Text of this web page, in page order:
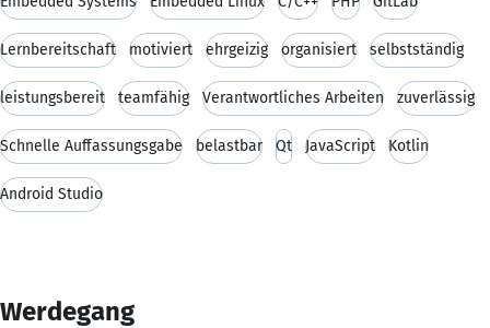
Lernbereitschaft motiviert ehrgeizig organisiert selbstständig
leistungsbereit teamfähig Verantwortliches Arbeiten zuverlässig
Schnelle Auffassungsgabe belastbar Qt JavaScript Kotlin
Android Studio
Werdegang